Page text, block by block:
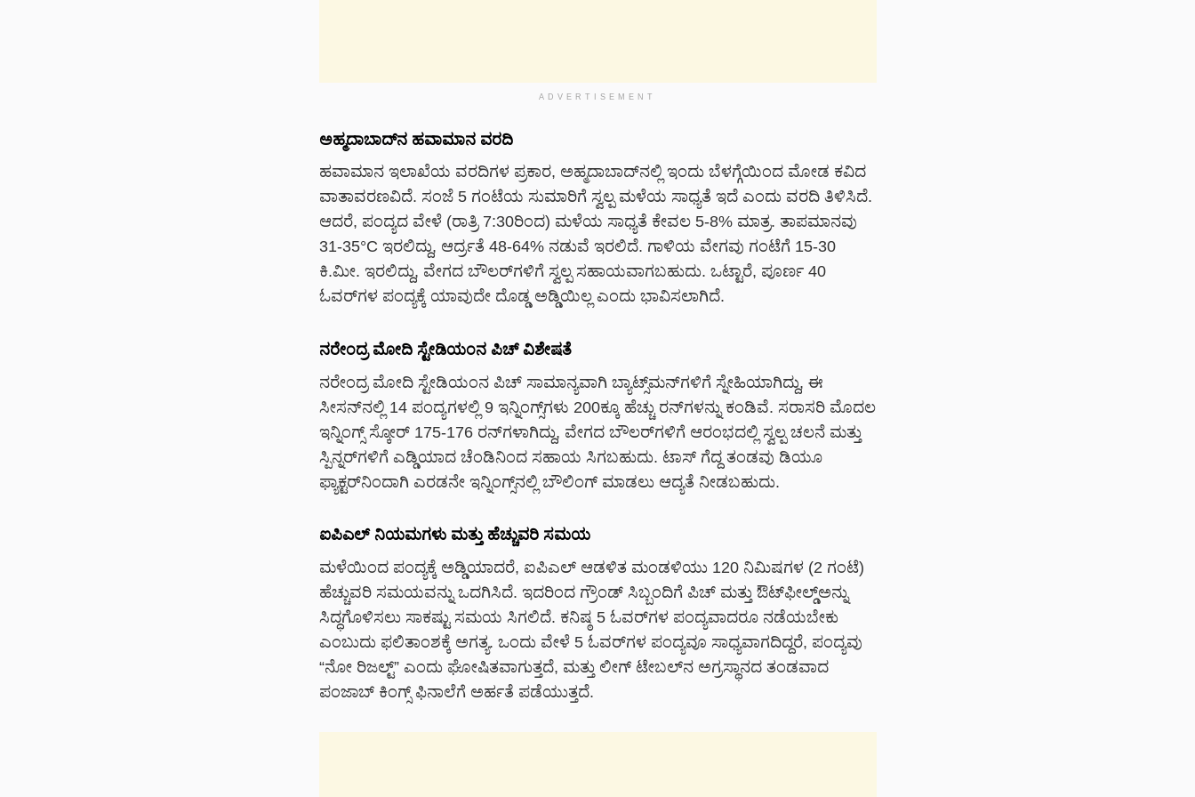
ADVERTISEMENT
ಅಹ್ಮದಾಬಾದ್‌ನ ಹವಾಮಾನ ವರದಿ
ಹವಾಮಾನ ಇಲಾಖೆಯ ವರದಿಗಳ ಪ್ರಕಾರ, ಅಹ್ಮದಾಬಾದ್‌ನಲ್ಲಿ ಇಂದು ಬೆಳಗ್ಗೆಯಿಂದ ಮೋಡ ಕವಿದ
ವಾತಾವರಣವಿದೆ. ಸಂಜೆ 5 ಗಂಟೆಯ ಸುಮಾರಿಗೆ ಸ್ವಲ್ಪ ಮಳೆಯ ಸಾಧ್ಯತೆ ಇದೆ ಎಂದು ವರದಿ ತಿಳಿಸಿದೆ.
ಆದರೆ, ಪಂದ್ಯದ ವೇಳೆ (ರಾತ್ರಿ 7:30ರಿಂದ) ಮಳೆಯ ಸಾಧ್ಯತೆ ಕೇವಲ 5-8% ಮಾತ್ರ. ತಾಪಮಾನವು
31-35°C ಇರಲಿದ್ದು, ಆರ್ದ್ರತೆ 48-64% ನಡುವೆ ಇರಲಿದೆ. ಗಾಳಿಯ ವೇಗವು ಗಂಟೆಗೆ 15-30
ಕಿ.ಮೀ. ಇರಲಿದ್ದು, ವೇಗದ ಬೌಲರ್‌ಗಳಿಗೆ ಸ್ವಲ್ಪ ಸಹಾಯವಾಗಬಹುದು. ಒಟ್ಟಾರೆ, ಪೂರ್ಣ 40
ಓವರ್‌ಗಳ ಪಂದ್ಯಕ್ಕೆ ಯಾವುದೇ ದೊಡ್ಡ ಅಡ್ಡಿಯಿಲ್ಲ ಎಂದು ಭಾವಿಸಲಾಗಿದೆ.
ನರೇಂದ್ರ ಮೋದಿ ಸ್ಟೇಡಿಯಂನ ಪಿಚ್ ವಿಶೇಷತೆ
ನರೇಂದ್ರ ಮೋದಿ ಸ್ಟೇಡಿಯಂನ ಪಿಚ್ ಸಾಮಾನ್ಯವಾಗಿ ಬ್ಯಾಟ್ಸ್‌ಮನ್‌ಗಳಿಗೆ ಸ್ನೇಹಿಯಾಗಿದ್ದು, ಈ
ಸೀಸನ್‌ನಲ್ಲಿ 14 ಪಂದ್ಯಗಳಲ್ಲಿ 9 ಇನ್ನಿಂಗ್ಸ್‌ಗಳು 200ಕ್ಕೂ ಹೆಚ್ಚು ರನ್‌ಗಳನ್ನು ಕಂಡಿವೆ. ಸರಾಸರಿ ಮೊದಲ
ಇನ್ನಿಂಗ್ಸ್ ಸ್ಕೋರ್ 175-176 ರನ್‌ಗಳಾಗಿದ್ದು, ವೇಗದ ಬೌಲರ್‌ಗಳಿಗೆ ಆರಂಭದಲ್ಲಿ ಸ್ವಲ್ಪ ಚಲನೆ ಮತ್ತು
ಸ್ಪಿನ್ನರ್‌ಗಳಿಗೆ ಎಡ್ಡಿಯಾದ ಚೆಂಡಿನಿಂದ ಸಹಾಯ ಸಿಗಬಹುದು. ಟಾಸ್ ಗೆದ್ದ ತಂಡವು ಡಿಯೂ
ಫ್ಯಾಕ್ಟರ್‌ನಿಂದಾಗಿ ಎರಡನೇ ಇನ್ನಿಂಗ್ಸ್‌ನಲ್ಲಿ ಬೌಲಿಂಗ್ ಮಾಡಲು ಆದ್ಯತೆ ನೀಡಬಹುದು.
ಐಪಿಎಲ್ ನಿಯಮಗಳು ಮತ್ತು ಹೆಚ್ಚುವರಿ ಸಮಯ
ಮಳೆಯಿಂದ ಪಂದ್ಯಕ್ಕೆ ಅಡ್ಡಿಯಾದರೆ, ಐಪಿಎಲ್ ಆಡಳಿತ ಮಂಡಳಿಯು 120 ನಿಮಿಷಗಳ (2 ಗಂಟೆ)
ಹೆಚ್ಚುವರಿ ಸಮಯವನ್ನು ಒದಗಿಸಿದೆ. ಇದರಿಂದ ಗ್ರೌಂಡ್ ಸಿಬ್ಬಂದಿಗೆ ಪಿಚ್ ಮತ್ತು ಔಟ್‌ಫೀಲ್ಡ್‌ಅನ್ನು
ಸಿದ್ಧಗೊಳಿಸಲು ಸಾಕಷ್ಟು ಸಮಯ ಸಿಗಲಿದೆ. ಕನಿಷ್ಠ 5 ಓವರ್‌ಗಳ ಪಂದ್ಯವಾದರೂ ನಡೆಯಬೇಕು
ಎಂಬುದು ಫಲಿತಾಂಶಕ್ಕೆ ಅಗತ್ಯ. ಒಂದು ವೇಳೆ 5 ಓವರ್‌ಗಳ ಪಂದ್ಯವೂ ಸಾಧ್ಯವಾಗದಿದ್ದರೆ, ಪಂದ್ಯವು
“ನೋ ರಿಜಲ್ಟ್” ಎಂದು ಘೋಷಿತವಾಗುತ್ತದೆ, ಮತ್ತು ಲೀಗ್ ಟೇಬಲ್‌ನ ಅಗ್ರಸ್ಥಾನದ ತಂಡವಾದ
ಪಂಜಾಬ್ ಕಿಂಗ್ಸ್ ಫಿನಾಲೆಗೆ ಅರ್ಹತೆ ಪಡೆಯುತ್ತದೆ.